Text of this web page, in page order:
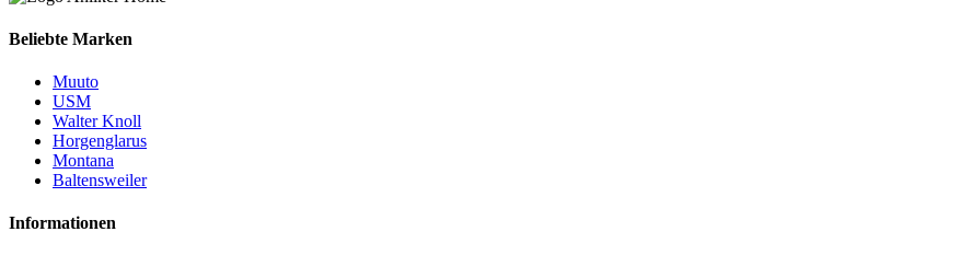
Beliebte Marken
Muuto
USM
Walter Knoll
Horgenglarus
Montana
Baltensweiler
Informationen